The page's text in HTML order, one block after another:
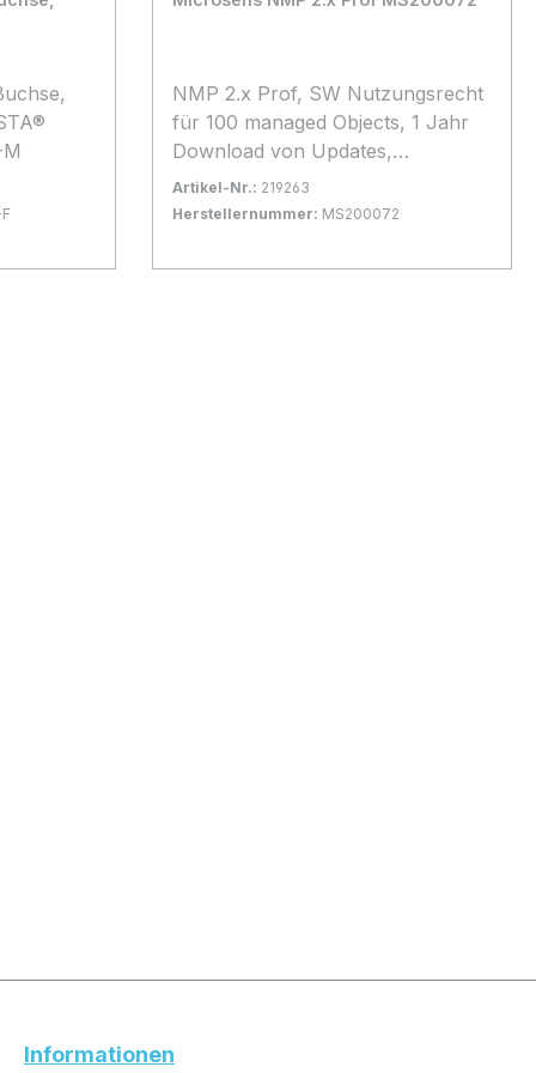
NMP 2.x Prof, SW Nutzungsrecht
für 100 managed Objects, 1 Jahr
Download von Updates,
Installation auf max. 1 Computer
Artikel-Nr.: 219263
Herstellernummer: MS200072
In den Warenkorb
Informationen